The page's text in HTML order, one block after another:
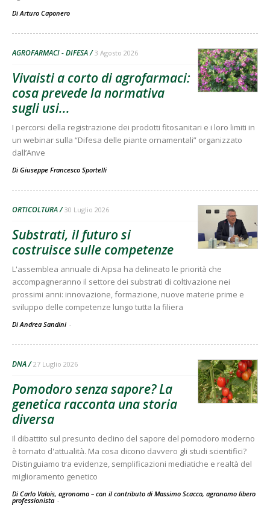
DiArturo Caponero
AGROFARMACI - DIFESA 3 Agosto 2026
Vivaisti a corto di agrofarmaci:
cosa prevede la normativa
sugli usi...
I percorsi della registrazione dei prodotti fitosanitari e i loro limiti in
un webinar sulla “Difesa delle piante ornamentali” organizzato
dall’Anve
Di Giuseppe Francesco Sportelli
ORTICOLTURA 30 Luglio 2026
Substrati, il futuro si
costruisce sulle competenze
L'assemblea annuale di Aipsa ha delineato le priorità che
accompagneranno il settore dei substrati di coltivazione nei
prossimi anni: innovazione, formazione, nuove materie prime e
sviluppo delle competenze lungo tutta la filiera
Di Andrea Sandini -
DNA 27 Luglio 2026
Pomodoro senza sapore? La
genetica racconta una storia
diversa
Il dibattito sul presunto declino del sapore del pomodoro moderno
è tornato d'attualità. Ma cosa dicono davvero gli studi scientifici?
Distinguiamo tra evidenze, semplificazioni mediatiche e realtà del
miglioramento genetico
Di Carlo Valois, agronomo – con il contributo di Massimo Scacco, agronomo libero
professionista -